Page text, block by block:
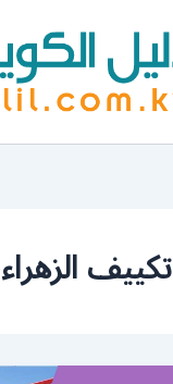
الزهراء